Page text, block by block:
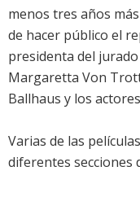
menos tres años
de hacer público el
presidenta del
Margaretta Von
Ballhaus y los
Varias de las
diferentes secciones